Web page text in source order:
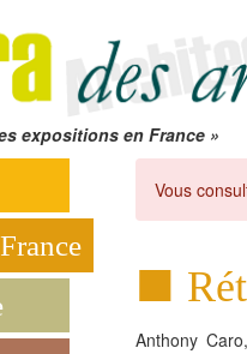
expositions en France »
Vous
Anthony